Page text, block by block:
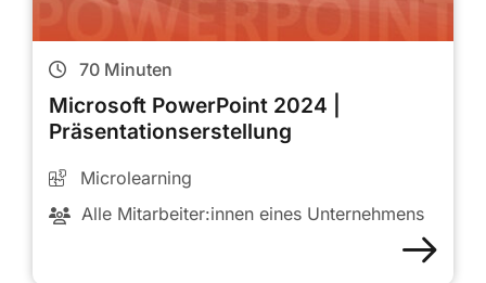
70Minuten
Microsoft PowerPoint 2024 |
Präsentationserstellung
Microlearning
Alle Mitarbeiter:innen eines Unternehmens